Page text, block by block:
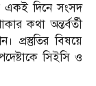
একই দিনে সংসদ
কথা অন্তর্বর্তী
প্রস্তুতির বিষয়ে
সিইসি ও